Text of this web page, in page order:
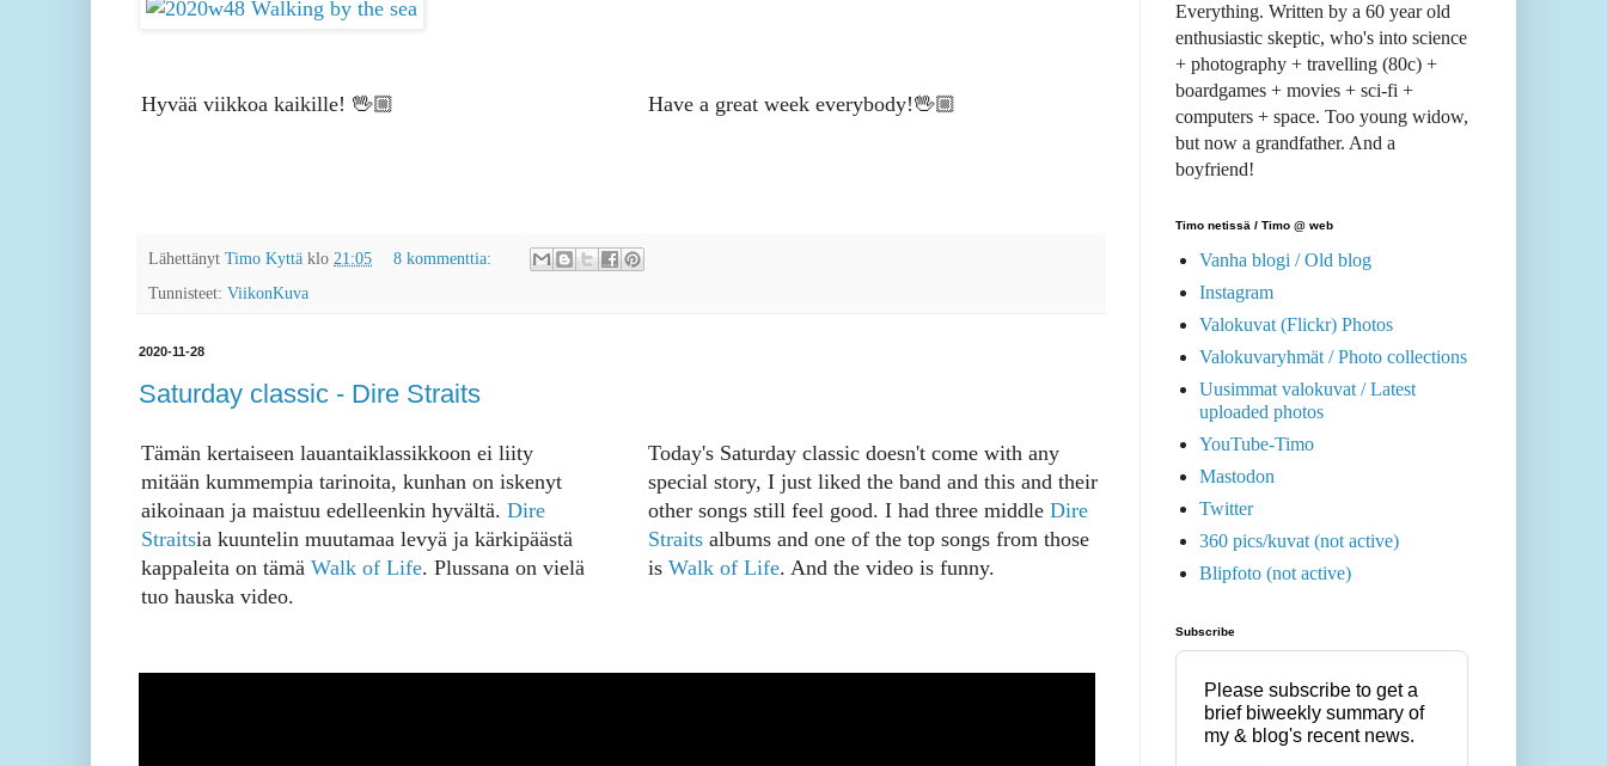
Hyvää viikkoa kaikille! 🖖🏼 Have a great week everybody!🖖🏼
Lähettänyt Timo Kyttä klo 21:05
8 kommenttia:
Tunnisteet: ViikonKuva
2020-11-28
Saturday classic - Dire Straits
Tämän kertaiseen lauantaiklassikkoon ei liity
mitään kummempia tarinoita, kunhan on iskenyt
aikoinaan ja maistuu edelleenkin hyvältä. Dire
Straitsia kuuntelin muutamaa levyä ja kärkipäästä
kappaleita on tämä Walk of Life. Plussana on vielä
tuo hauska video.
Today's Saturday classic doesn't come with any
special story, I just liked the band and this and their
other songs still feel good. I had three middle Dire
Straitsalbums and one of the top songs from those
is Walk of Life. And the video is funny.
Everything. Written by a 60 year old
enthusiastic skeptic, who's into science
+ photography + travelling (80c) +
boardgames + movies + sci-fi +
computers + space. Too young widow,
but now a grandfather. And a
boyfriend!
Timo netissä / Timo @ web
Vanha blogi / Old blog
Instagram
Valokuvat (Flickr) Photos
Valokuvaryhmät / Photo collections
Uusimmat valokuvat / Latest
uploaded photos
YouTube-Timo
Mastodon
Twitter
360 pics/kuvat (not active)
Blipfoto (not active)
Subscribe
Please subscribe to get a
brief biweekly summary of
my & blog's recent news.